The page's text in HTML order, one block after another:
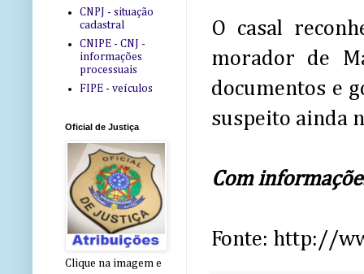
O casal
morador de
documentos e
suspeito ainda
Com
Fonte: http://
CNPJ - situação
cadastral
CNIPE - CNJ -
informações
processuais
FIPE - veículos
Oficial de Justiça
Clique na imagem e